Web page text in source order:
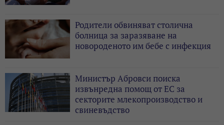
Родители обвиняват столична
болница за заразяване на
новороденото им бебе с инфекция
Министър Абровси поиска
извънредна помощ от ЕС за
секторите млекопроизводство и
свиневъдство